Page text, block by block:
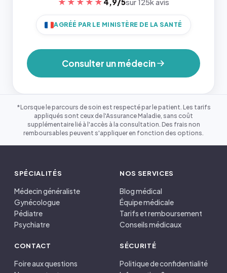
AGRÉÉ PAR LE MINISTÈRE DE LA SANTÉ
Consulter un médecin
*Lorsque le parcours de soin est respecté par le patient. Les tarifs
appliqués sont ceux de l'Assurance Maladie, sans coût
supplémentaire lié à l'accès à la consultation. Des frais non
remboursables peuvent s'appliquer en fonction des options.
SPÉCIALITÉS
Médecin généraliste
Gynécologue
Pédiatre
Psychiatre
NOS SERVICES
Blog médical
Équipe médicale
Tarifs et remboursement
Conseils médicaux
CONTACT
Foire aux questions
SÉCURITÉ
Politique de confidentialité